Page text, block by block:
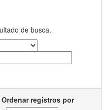
de busca.
Ordenar registros por